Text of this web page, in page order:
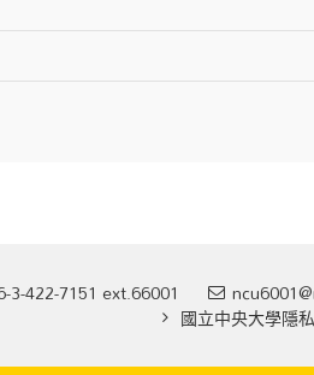
3-422-7151 ext.66001
國立中央大學隱